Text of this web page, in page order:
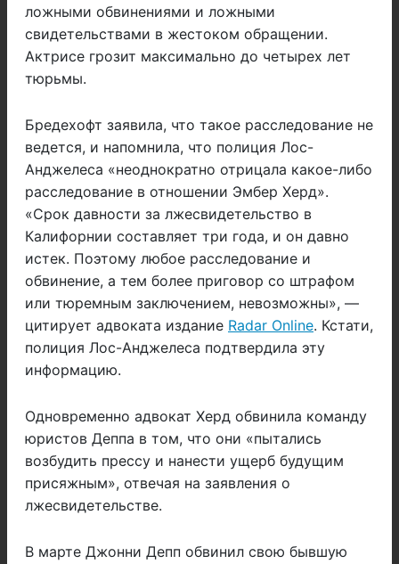
ложными обвинениями и ложными
свидетельствами в жестоком обращении.
Актрисе грозит максимально до четырех лет
тюрьмы.
Бредехофт заявила, что такое расследование не
ведется, и напомнила, что полиция Лос-
Анджелеса «неоднократно отрицала какое-либо
расследование в отношении Эмбер Херд».
«Срок давности за лжесвидетельство в
Калифорнии составляет три года, и он давно
истек. Поэтому любое расследование и
обвинение, а тем более приговор со штрафом
или тюремным заключением, невозможны», —
цитирует адвоката издание Radar Online. Кстати,
полиция Лос-Анджелеса подтвердила эту
информацию.
Одновременно адвокат Херд обвинила команду
юристов Деппа в том, что они «пытались
возбудить прессу и нанести ущерб будущим
присяжным», отвечая на заявления о
лжесвидетельстве.
В марте Джонни Депп обвинил свою бывшую